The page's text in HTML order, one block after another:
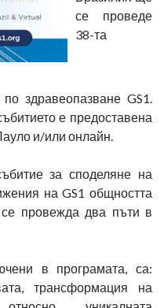
се проведе
38-та
здравеопазване GS1.
е предоставена
и/или онлайн.
за споделяне на
на GS1 общността
се провежда два пъти в
в програмата, са:
трансформация на